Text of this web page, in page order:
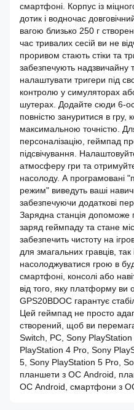
смартфоні. Корпус із
дотик і водночас
вагою близько 250 г
час тривалих сесій ви не
проривом стають стіки та
забезпечують надзвичайну
налаштувати тригери під
контролю у симуляторах
шутерах. Додайте сюди 6-
повністю зануритися в гру,
максимальною точністю.
персоналізацію, геймпад
підсвічування.
атмосферу гри та
насолоду. А програмовані
режим" виведуть ваші
забезпечуючи додаткові
Зарядна станція допоможе
заряд геймпаду та стане
забезпечить чистоту на
для змагальних гравців,
насолоджуватися грою в
смартфоні, консолі або
від того, яку платформу ви
GPS20BDOC гарантує
Цей геймпад не просто
створений, щоб ви
Switch, PC, Sony
PlayStation 4 Pro, Sony
5, Sony PlayStation 5 Pro,
планшети з ОС Android,
ОС Android, смартфони з